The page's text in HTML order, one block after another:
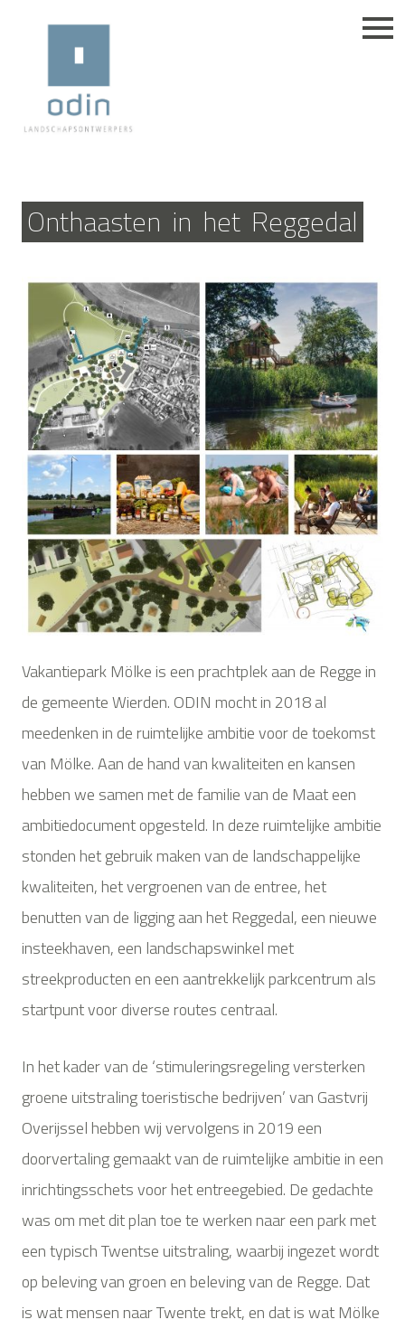
Onthaasten in het Reggedal
Vakantiepark Mölke is een prachtplek aan de Regge in
de gemeente Wierden. ODIN mocht in 2018 al
meedenken in de ruimtelijke ambitie voor de toekomst
van Mölke. Aan de hand van kwaliteiten en kansen
hebben we samen met de familie van de Maat een
ambitiedocument opgesteld. In deze ruimtelijke ambitie
stonden het gebruik maken van de landschappelijke
kwaliteiten, het vergroenen van de entree, het
benutten van de ligging aan het Reggedal, een nieuwe
insteekhaven, een landschapswinkel met
streekproducten en een aantrekkelijk parkcentrum als
startpunt voor diverse routes centraal.
In het kader van de ‘stimuleringsregeling versterken
groene uitstraling toeristische bedrijven’ van Gastvrij
Overijssel hebben wij vervolgens in 2019 een
doorvertaling gemaakt van de ruimtelijke ambitie in een
inrichtingsschets voor het entreegebied. De gedachte
was om met dit plan toe te werken naar een park met
een typisch Twentse uitstraling, waarbij ingezet wordt
op beleving van groen en beleving van de Regge. Dat
is wat mensen naar Twente trekt, en dat is wat Mölke